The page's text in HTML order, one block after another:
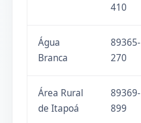
410
Água
Branca
89365-
270
Área Rural
de Itapoá
89369-
899